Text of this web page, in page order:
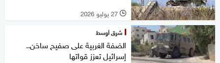
l 27 يوليو 2026
شرق أوسط
الضفة الغربية على صفيح ساخن..
إسرائيل تعزز قواتها